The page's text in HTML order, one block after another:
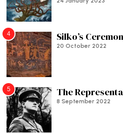
4 Silko’s
20 October 2022
5 The
8 September 2022